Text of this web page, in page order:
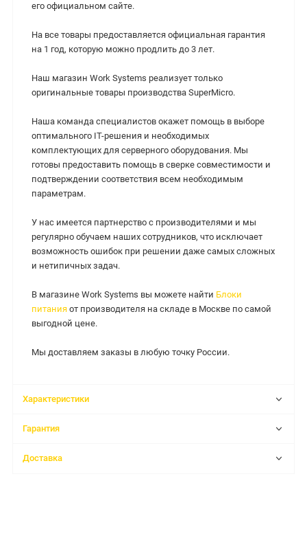
его официальном сайте.
На все товары предоставляется официальная гарантия
на 1 год, которую можно продлить до 3 лет.
Наш магазин Work Systems реализует только
оригинальные товары производства SuperMicro.
Наша команда специалистов окажет помощь в выборе
оптимального IT-решения и необходимых
комплектующих для серверного оборудования. Мы
готовы предоставить помощь в сверке совместимости и
подтверждении соответствия всем необходимым
параметрам.
У нас имеется партнерство с производителями и мы
регулярно обучаем наших сотрудников, что исключает
возможность ошибок при решении даже самых сложных
и нетипичных задач.
В магазине Work Systems вы можете найти Блоки
питания от производителя на складе в Москве по самой
выгодной цене.
Мы доставляем заказы в любую точку России.
Характеристики
Гарантия
Доставка